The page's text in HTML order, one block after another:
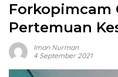
Forkopimcam
Pertemuan
Iman Nurman
4 September 2021